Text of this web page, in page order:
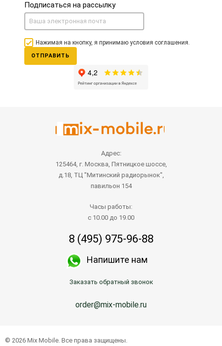
Подписаться на рассылку
Нажимая на кнопку, я принимаю условия соглашения.
ОТПРАВИТЬ
Адрес:
125464, г. Москва, Пятницкое шоссе,
д.18, ТЦ "Митинский радиорынок",
павильон 154
Часы работы:
с 10.00 до 19.00
8 (495) 975-96-88
Напишите нам
Заказать обратный звонок
order@mix-mobile.ru
© 2026 Mix Mobile. Все права защищены.